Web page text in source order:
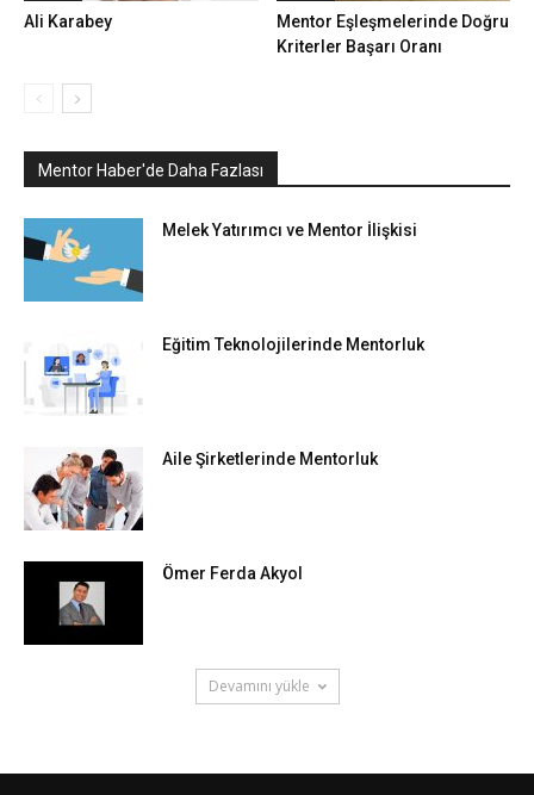
Ali Karabey
Mentor Eşleşmelerinde Doğru
Kriterler Başarı Oranı
Mentor Haber'de Daha Fazlası
Melek Yatırımcı ve Mentor İlişkisi
Eğitim Teknolojilerinde Mentorluk
Aile Şirketlerinde Mentorluk
Ömer Ferda Akyol
Devamını yükle